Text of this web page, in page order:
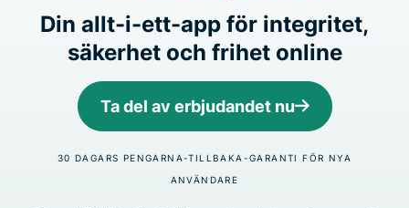
Din allt-i-ett-app för integritet,
säkerhet och frihet online
Ta del av erbjudandet nu
30 DAGARS PENGARNA-TILLBAKA-GARANTI FÖR NYA
ANVÄNDARE